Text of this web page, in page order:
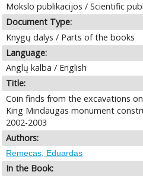
Mokslo publikacijos / Scientific
Document Type:
Knygų dalys / Parts of the books
Language:
Anglų kalba / English
Title:
Coin finds from the excavations
King Mindaugas monument
2002-2003
Authors:
Remecas, Eduardas
In the Book: